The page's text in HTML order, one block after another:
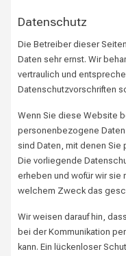
Datenschutz
Die Betreiber dieser
Daten sehr ernst. Wir
vertraulich und
Datenschutzvorschriften
Wenn Sie diese Website
personenbezogene
sind Daten, mit denen
Die vorliegende
erheben und wofür wir sie
welchem Zweck das
Wir weisen darauf hin,
bei der Kommunikation
kann. Ein lückenloser